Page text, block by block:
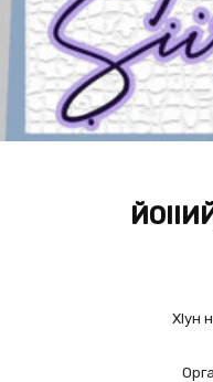
ХIун